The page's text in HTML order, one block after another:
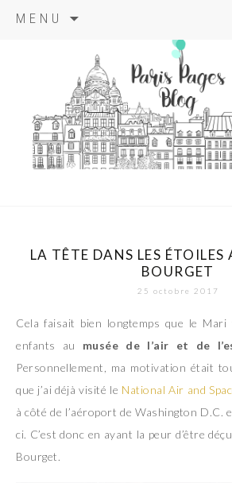
MENU
principal
paris
LA TÊTE DANS LES ÉTOILES
BOURGET
25 octobre 2017
Cela faisait bien longtemps que le Mari
enfants au musée de l’air et de
Personnellement, ma motivation était
que j’ai déjà visité le National Air and
à côté de l’aéroport de Washington D.C.
ci. C’est donc en ayant la peur d’être
Bourget.